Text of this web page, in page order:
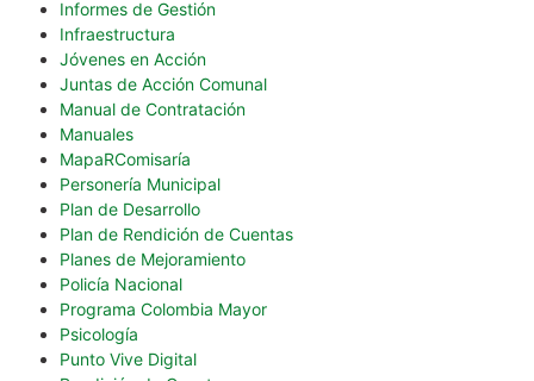
Informes de Gestión
Infraestructura
Jóvenes en Acción
Juntas de Acción Comunal
Manual de Contratación
Manuales
MapaRComisaría
Personería Municipal
Plan de Desarrollo
Plan de Rendición de Cuentas
Planes de Mejoramiento
Policía Nacional
Programa Colombia Mayor
Psicología
Punto Vive Digital